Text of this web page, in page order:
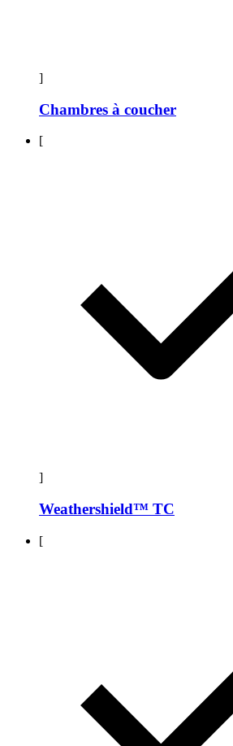
]
Chambres à coucher
[
]
Weathershield™ TC
[